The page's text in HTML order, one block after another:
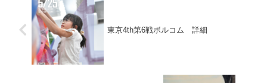
東京4th第6戦ボルコム 詳細